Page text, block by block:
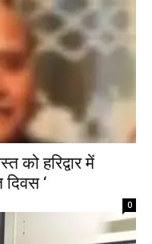
को हरिद्वार में
दिवस ‘
0